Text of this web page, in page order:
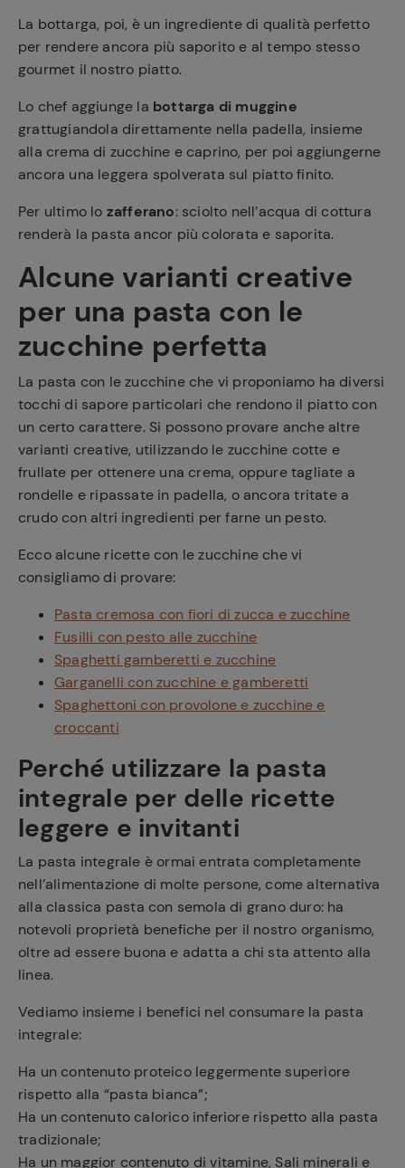
La bottarga, poi, è un ingrediente di qualità perfetto
per rendere ancora più saporito e al tempo stesso
gourmet il nostro piatto.
Lo chef aggiunge la bottarga di muggine
grattugiandola direttamente nella padella, insieme
alla crema di zucchine e caprino, per poi aggiungerne
ancora una leggera spolverata sul piatto finito.
Per ultimo lo zafferano: sciolto nell’acqua di cottura
renderà la pasta ancor più colorata e saporita.
Alcune varianti creative
per una pasta con le
zucchine perfetta
La pasta con le zucchine che vi proponiamo ha diversi
tocchi di sapore particolari che rendono il piatto con
un certo carattere. Si possono provare anche altre
varianti creative, utilizzando le zucchine cotte e
frullate per ottenere una crema, oppure tagliate a
rondelle e ripassate in padella, o ancora tritate a
crudo con altri ingredienti per farne un pesto.
Ecco alcune ricette con le zucchine che vi
consigliamo di provare:
Pasta cremosa con fiori di zucca e zucchine
Fusilli con pesto alle zucchine
Spaghetti gamberetti e zucchine
Garganelli con zucchine e gamberetti
Spaghettoni con provolone e zucchine e
croccanti
Perché utilizzare la pasta
integrale per delle ricette
leggere e invitanti
La pasta integrale è ormai entrata completamente
nell’alimentazione di molte persone, come alternativa
alla classica pasta con semola di grano duro: ha
notevoli proprietà benefiche per il nostro organismo,
oltre ad essere buona e adatta a chi sta attento alla
linea.
Vediamo insieme i benefici nel consumare la pasta
integrale:
Ha un contenuto proteico leggermente superiore
rispetto alla “pasta bianca”;
Ha un contenuto calorico inferiore rispetto alla pasta
tradizionale;
Ha un maggior contenuto di vitamine, Sali minerali e